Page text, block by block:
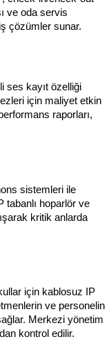
ve oda servis
çözümler sunar.
ses kayıt özelliği
için maliyet etkin
raporları,
sistemleri ile
tabanlı hoparlör ve
kritik anlarda
için kablosuz IP
ve personelin
Merkezi yönetim
kontrol edilir.